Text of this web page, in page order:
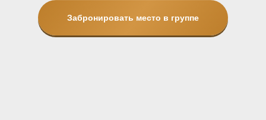
Забронировать место в группе